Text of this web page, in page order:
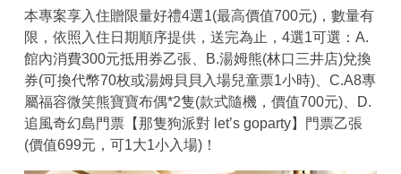
本專案享入住贈限量好禮4選1(最高價值700元)，數量有
限，依照入住日期順序提供，送完為止，4選1可選：A.
館內消費300元抵用券乙張、B.湯姆熊(林口三井店)兌換
券(可換代幣70枚或湯姆貝貝入場兒童票1小時)、C.A8專
屬福容微笑熊寶寶布偶*2隻(款式隨機，價值700元)、D.
追風奇幻島門票【那隻狗派對 let’s goparty】門票乙張
(價值699元，可1大1小入場)！